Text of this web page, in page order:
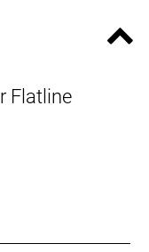
eine
für
individuelle
Flatline